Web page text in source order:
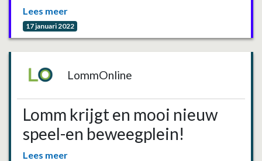
Lees meer
17 januari 2022
LommOnline
Lomm krijgt en mooi nieuw
speel-en beweegplein!
Lees meer